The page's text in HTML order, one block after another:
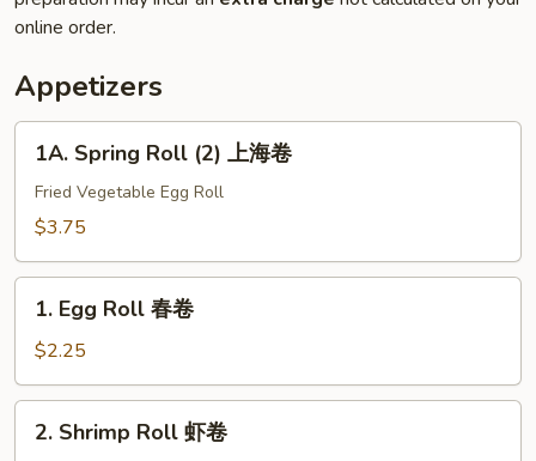
online order.
Appetizers
Spring
Roll
(2)
海
1A. Spring Roll (2) 上海卷
Fried Vegetable Egg Roll
$3.75
Egg
Roll
春
卷
1. Egg Roll 春卷
$2.25
Shrimp
2. Shrimp Roll 虾卷